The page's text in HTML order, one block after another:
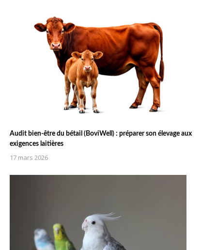
Audit bien-être du bétail (BoviWell) : préparer son élevage aux
exigences laitières
17 mars 2026